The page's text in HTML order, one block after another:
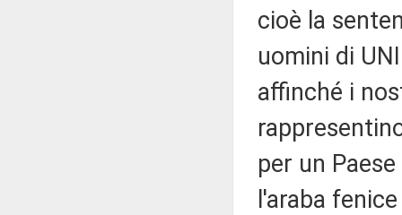
cioè la
uomini di
affinché i
per un
l'araba